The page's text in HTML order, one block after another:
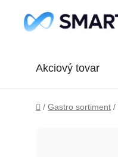
Akciový tovar
Domov
/ Gastro sortiment /